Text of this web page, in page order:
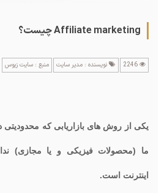
Affiliate marketing چیست؟
نویسنده : مدیر سایت منبع : سایت زیوس
یکی از روش های بازاریابی که محدودیتی در
ما (محصولات فیزیکی و یا مجازی)
اینترنت است.